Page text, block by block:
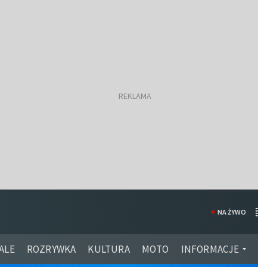
ROZRYWKA KULTURA MOTO INFORMACJE
NA ŻYWO